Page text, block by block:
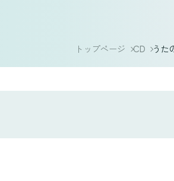
トップページ CD うた